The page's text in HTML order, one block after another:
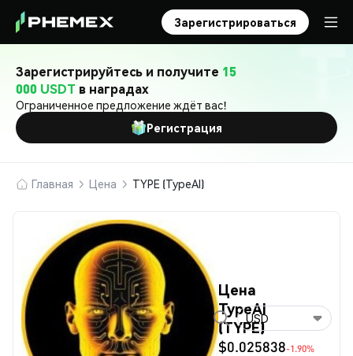
Зарегистрироваться
Зарегистрируйтесь и получите 15
000 USDT в наградах
Ограниченное предложение ждёт вас!
Регистрация
Главная Цена TYPE (TypeAI)
Цена
TypeAI
(TYPE)
$0.025838-1.90%
USD